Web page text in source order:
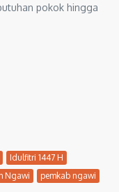
pokok hingga
Idulfitri 1447 H
Ngawi
pemkab ngawi